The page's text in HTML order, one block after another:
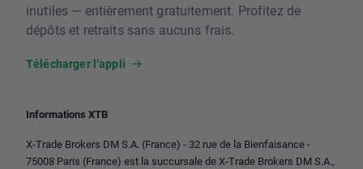
inutiles — entièrement gratuitement. Profitez de
dépôts et retraits sans aucuns frais.
Télécharger l’appli
Informations XTB
X-Trade Brokers DM S.A. (France) - 32 rue de la Bienfaisance -
75008 Paris (France) est la succursale de X-Trade Brokers DM S.A.,